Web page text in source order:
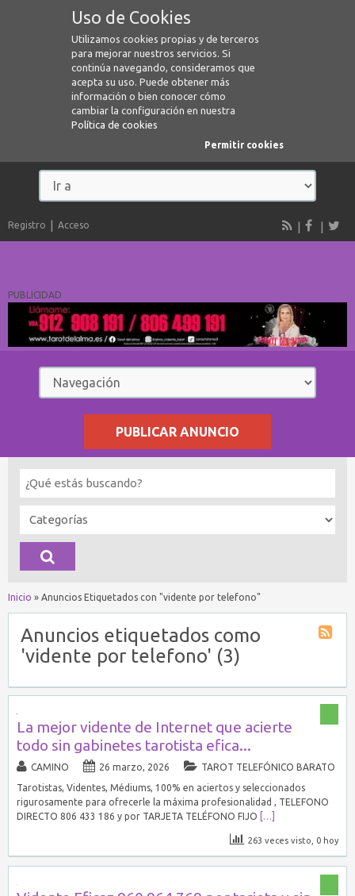
Uso de Cookies
Utilizamos cookies propias y de terceros
para mejorar nuestros servicios. Si
continúa navegando, consideramos que
acepta su uso. Puede obtener más
información o bien conocer cómo
cambiar la configuración en nuestra
Política de cookies
Permitir cookies
Registro Acceso
PUBLICIDAD
PUBLICAR ANUNCIO
Inicio » Anuncios Etiquetados con "vidente por telefono"
Anuncios etiquetados como
'vidente por telefono' (3)
La mejor vidente de Internet que acierte
todo sin gabinetes tarotista efica...
CAMINO 26 marzo, 2026
TAROT TELEFÓNICO BARATO
Tarotistas, Videntes, Médiums, 100% en aciertos y seleccionados
rigurosamente para ofrecerle la máxima profesionalidad , TELEFONO
DIRECTO 806 433 186 y por TARJETA TELÉFONO FIJO
[…]
263 veces visto, 0 hoy